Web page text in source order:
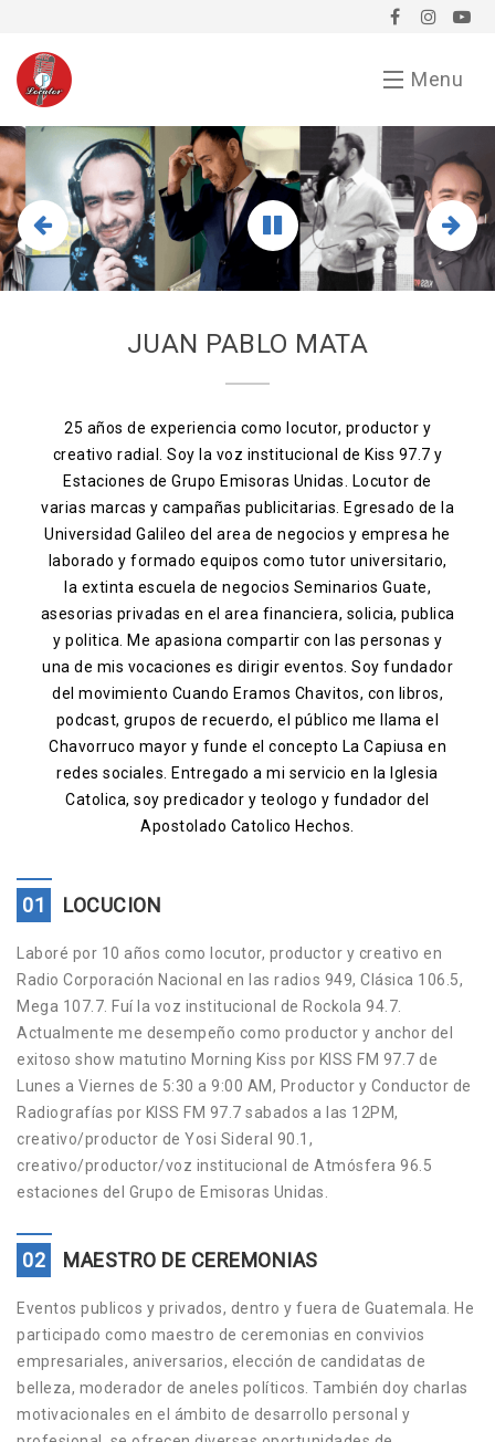
Menu
Inicio
Demo
Chavorrucadas
Anunciarse conmigo
Contacto
JUAN PABLO MATA
25 años de experiencia como locutor, productor y
creativo radial. Soy la voz institucional de Kiss 97.7 y
Estaciones de Grupo Emisoras Unidas. Locutor de
varias marcas y campañas publicitarias. Egresado de la
Universidad Galileo del area de negocios y empresa he
laborado y formado equipos como tutor universitario,
la extinta escuela de negocios Seminarios Guate,
asesorias privadas en el area financiera, solicia, publica
y politica. Me apasiona compartir con las personas y
una de mis vocaciones es dirigir eventos. Soy fundador
del movimiento Cuando Eramos Chavitos, con libros,
podcast, grupos de recuerdo, el público me llama el
Chavorruco mayor y funde el concepto La Capiusa en
redes sociales. Entregado a mi servicio en la Iglesia
Catolica, soy predicador y teologo y fundador del
Apostolado Catolico Hechos.
01 LOCUCION
Laboré por 10 años como locutor, productor y creativo en
Radio Corporación Nacional en las radios 949, Clásica 106.5,
Mega 107.7. Fuí la voz institucional de Rockola 94.7.
Actualmente me desempeño como productor y anchor del
exitoso show matutino Morning Kiss por KISS FM 97.7 de
Lunes a Viernes de 5:30 a 9:00 AM, Productor y Conductor de
Radiografías por KISS FM 97.7 sabados a las 12PM,
creativo/productor de Yosi Sideral 90.1,
creativo/productor/voz institucional de Atmósfera 96.5
estaciones del Grupo de Emisoras Unidas.
02 MAESTRO DE CEREMONIAS
Eventos publicos y privados, dentro y fuera de Guatemala. He
participado como maestro de ceremonias en convivios
empresariales, aniversarios, elección de candidatas de
belleza, moderador de aneles políticos. También doy charlas
motivacionales en el ámbito de desarrollo personal y